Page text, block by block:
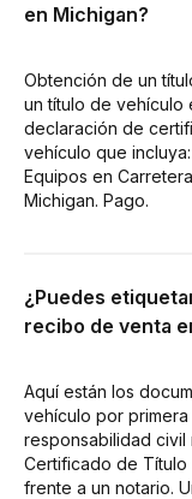
en Michigan?
Obtención de un
un título de vehículo
declaración de
vehículo que
Equipos en
Michigan. Pago.
¿Puedes
recibo de venta
Aquí están los
vehículo por
responsabilidad civil
Certificado de Título
frente a un notario.